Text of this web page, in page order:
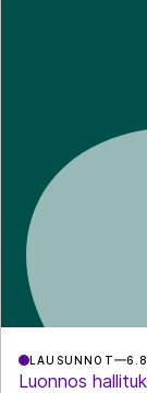
LAUSUNNOT
Luonnos